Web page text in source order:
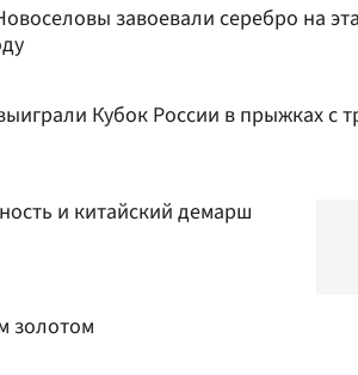
завоевали серебро на
Кубок России в прыжках с
и китайский демарш
золотом